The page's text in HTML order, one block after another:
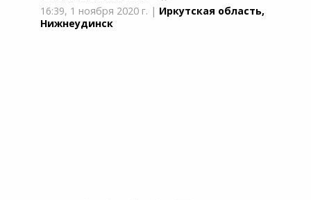
16:39, 1 ноября 2020 г. | Иркутская область,
Нижнеудинск